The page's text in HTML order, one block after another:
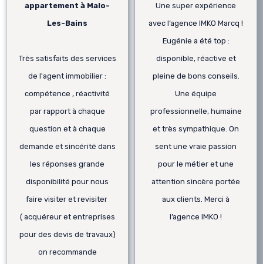
appartement à Malo-
Les-Bains
Très satisfaits des services
de l'agent immobilier :
compétence , réactivité
par rapport à chaque
question et à chaque
demande et sincérité dans
les réponses grande
disponibilité pour nous
faire visiter et revisiter
( acquéreur et entreprises
pour des devis de travaux)
on recommande
Une super expérience
avec l’agence IMKO Marcq !
Eugénie a été top :
disponible, réactive et
pleine de bons conseils.
Une équipe
professionnelle, humaine
et très sympathique. On
sent une vraie passion
pour le métier et une
attention sincère portée
aux clients. Merci à
l’agence IMKO !